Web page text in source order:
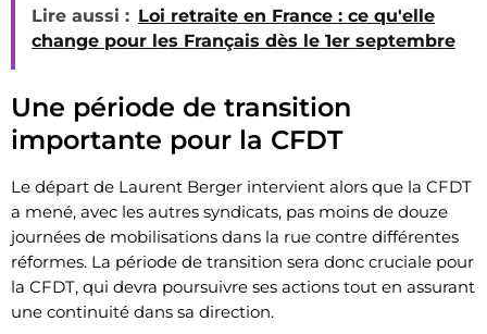
Lire aussi : Loi retraite en France : ce qu'elle
change pour les Français dès le 1er septembre
Une période de transition
importante pour la CFDT
Le départ de Laurent Berger intervient alors que la CFDT
a mené, avec les autres syndicats, pas moins de douze
journées de mobilisations dans la rue contre différentes
réformes. La période de transition sera donc cruciale pour
la CFDT, qui devra poursuivre ses actions tout en assurant
une continuité dans sa direction.